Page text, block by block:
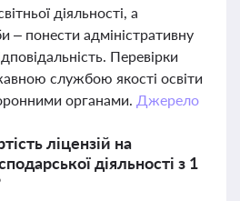
діяльності, а
– понести адміністративну
Перевірки
службою якості освіти
органами. Джерело
ліцензій на
діяльності з 1